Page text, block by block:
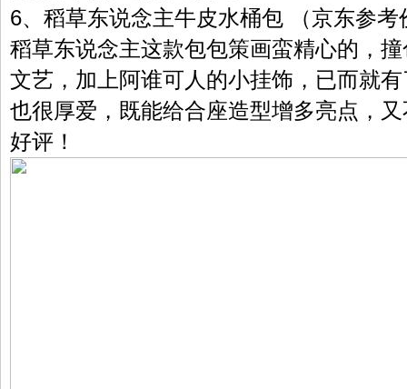
6、稻草东说念主牛皮水桶包 （京东参考
稻草东说念主这款包包策画蛮精心的，
文艺，加上阿谁可人的小挂饰，已而就
也很厚爱，既能给合座造型增多亮点，
好评！